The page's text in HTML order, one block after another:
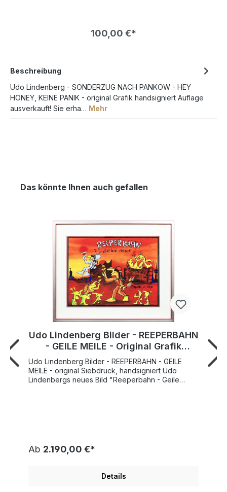
und kontrastreicher als bei normalem Bilderglas NUR
100,00 €*
Beschreibung
Udo Lindenberg - SONDERZUG NACH PANKOW - HEY
HONEY, KEINE PANIK - original Grafik handsigniert Auflage
ausverkauft! Sie erha… Mehr
Das könnte Ihnen auch gefallen
Udo Lindenberg Bilder - REEPERBAHN
- GEILE MEILE - Original Grafik
handsigniert
Udo Lindenberg Bilder - REEPERBAHN - GEILE
MEILE - original Siebdruck, handsigniert Udo
Lindenbergs neues Bild "Reeperbahn - Geile
und ihre vielen Facetten. Diese Facetten dürfen
"Reeperbahn - Geile Meile" nicht fehlen ;-)
Lindenberg hat einige Hamburger
Ab 2.190,00 €*
Details